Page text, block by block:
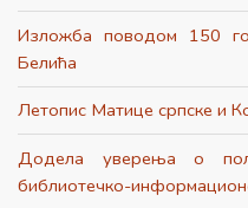
Изложба поводом 150
Белића
Летопис Матице српске и
Додела уверења о
библиотечко-